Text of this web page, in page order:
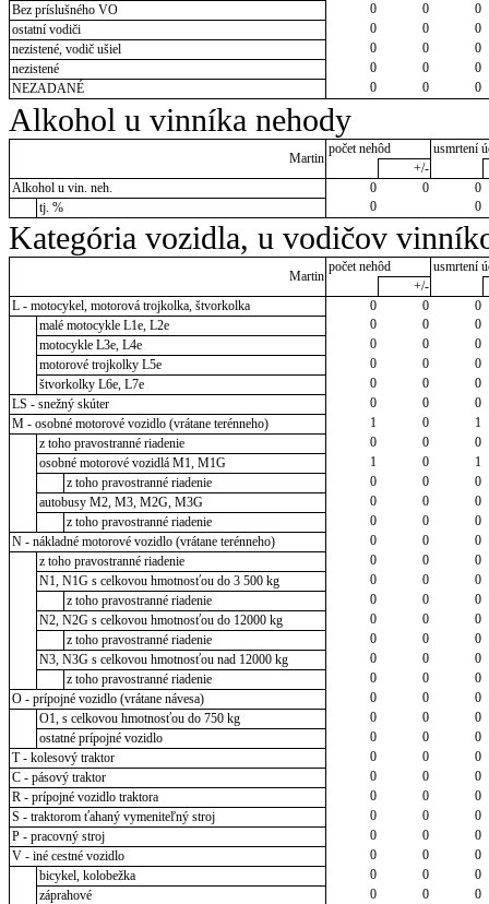
Bez príslušného VO
0 0
0
ostatní vodiči
0 0
0
nezistené, vodič ušiel
0 0
0
nezistené
0 0
0
NEZADANÉ
0 0 0
Alkohol u vinníka nehody
Martin
počet nehôd
usmrtení
+/-
Alkohol u vin. neh.
0 0
0
tj. %
0 0
Kategória vozidla, u vodičov
Martin
počet nehôd
usmrtení
+/-
L - motocykel, motorová trojkolka, štvorkolka
0 0
0
malé motocykle L1e, L2e
0 0
0
motocykle L3e, L4e
0 0
0
motorové trojkolky L5e
0 0
0
štvorkolky L6e, L7e
0 0
0
LS - snežný skúter
0 0
0
M - osobné motorové vozidlo (vrátane terénneho)
1 0
1
z toho pravostranné riadenie
0 0
0
osobné motorové vozidlá M1, M1G
1 0
1
z toho pravostranné riadenie
0 0
0
autobusy M2, M3, M2G, M3G
0 0
0
z toho pravostranné riadenie
0 0
0
N - nákladné motorové vozidlo (vrátane terénneho)
0 0
0
z toho pravostranné riadenie
0 0
0
N1, N1G s celkovou hmotnosťou do 3 500 kg
0 0
0
z toho pravostranné riadenie
0 0
0
N2, N2G s celkovou hmotnosťou do 12000 kg
0 0
0
z toho pravostranné riadenie
0 0
0
N3, N3G s celkovou hmotnosťou nad 12000 kg
0 0
0
z toho pravostranné riadenie
0 0
0
O - prípojné vozidlo (vrátane návesa)
0 0
0
O1, s celkovou hmotnosťou do 750 kg
0 0
0
ostatné prípojné vozidlo
0 0
0
T - kolesový traktor
0 0
0
C - pásový traktor
0 0
0
R - prípojné vozidlo traktora
0 0
0
S - traktorom ťahaný vymeniteľný stroj
0 0
0
P - pracovný stroj
0 0
0
V - iné cestné vozidlo
0 0
0
bicykel, kolobežka
0 0
0
záprahové
0 0
0